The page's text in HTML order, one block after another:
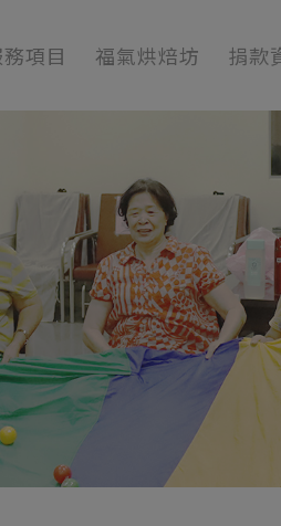
項目 福氣烘焙坊 捐款